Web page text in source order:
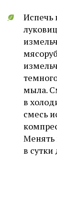
Испечь
мыла.
в
смесь
Менять
в сутки